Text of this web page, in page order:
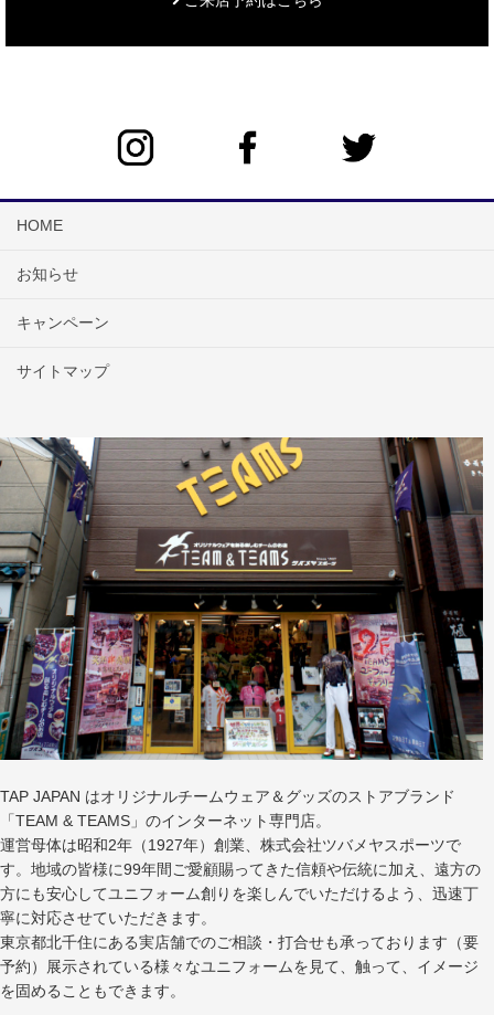
HOME
お知らせ
キャンペーン
サイトマップ
TAP JAPAN はオリジナルチームウェア＆グッズのストアブランド
「TEAM & TEAMS」のインターネット専門店。
運営母体は昭和2年（1927年）創業、株式会社ツバメヤスポーツで
す。地域の皆様に99年間ご愛顧賜ってきた信頼や伝統に加え、遠方の
方にも安心してユニフォーム創りを楽しんでいただけるよう、迅速丁
寧に対応させていただきます。
東京都北千住にある実店舗でのご相談・打合せも承っております（要
予約）展示されている様々なユニフォームを見て、触って、イメージ
を固めることもできます。